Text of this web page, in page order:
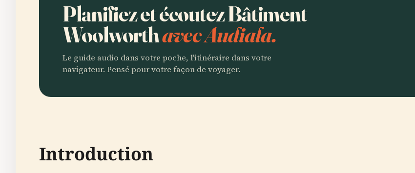
Planifiez et écoutez Bâtiment
Woolworthavec Audiala.
Le guide audio dans votre poche, l'itinéraire dans votre
navigateur. Pensé pour votre façon de voyager.
Introduction